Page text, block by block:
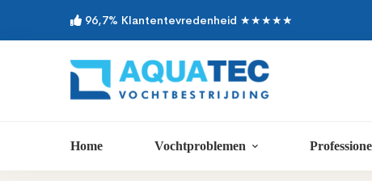
96,7% Klantentevredenheid ★★★★★
Home Vochtproblemen